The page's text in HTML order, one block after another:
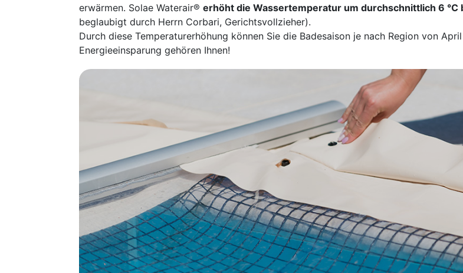
erwärmen. Solae Waterair®erhöht die Wassertemperatur um durchschnittlich 6 °C
beglaubigt durch Herrn Corbari, Gerichtsvollzieher).
Durch diese Temperaturerhöhung können Sie die Badesaison je nach Region von
Energieeinsparung gehören Ihnen!